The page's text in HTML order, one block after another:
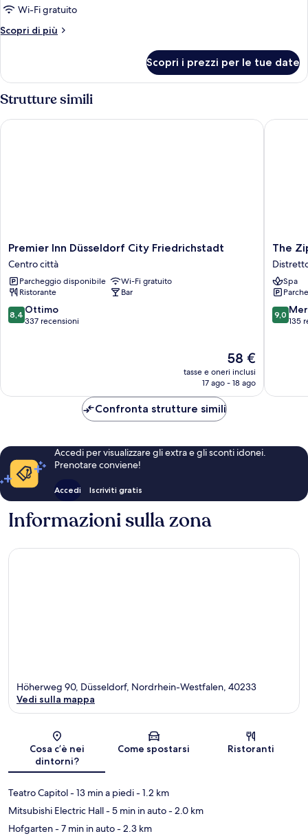
Wi-Fi gratuito
Scopri di più
Altri
Scopri i prezzi per le tue date
Strutture simili
Premier
Inn
Düsseldorf
City
Friedrichstadt
Centro
città
Premier Inn Düsseldorf City Friedrichstadt
Centro città
Parcheggio disponibile
Wi-Fi gratuito
Ristorante
Bar
8.4
su
8,4 Ottimo
337 recensioni
Il
prezzo
attuale
58 €
tasse e oneri inclusi
17 ago - 18 ago
Premier Inn Düsseldorf City Friedrichstadt
The
Zipper
Hotel
&
4
The
Spa
9.0
su
9,0
135
The
Confronta strutture simili
Accedi per visualizzare gli extra e gli sconti idonei.
Prenotare conviene!
Accedi Iscriviti gratis
Informazioni sulla zona
Mappa
Höherweg 90, Düsseldorf, Nordrhein-Westfalen, 40233
Vedi sulla mappa
Cosa c’è nei
dintorni?
Come spostarsi Ristoranti
Teatro Capitol- 13 min a piedi- 1.2 km
Mitsubishi Electric Hall- 5 min in auto- 2.0 km
Hofgarten- 7 min in auto- 2.3 km